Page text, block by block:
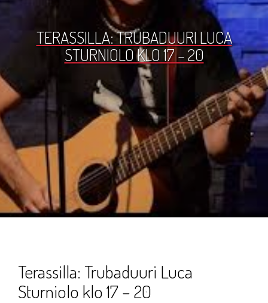
TERASSILLA: TRUBADUURI LUCA
STURNIOLO KLO 17 – 20
Terassilla: Trubaduuri Luca
Sturniolo klo 17 – 20